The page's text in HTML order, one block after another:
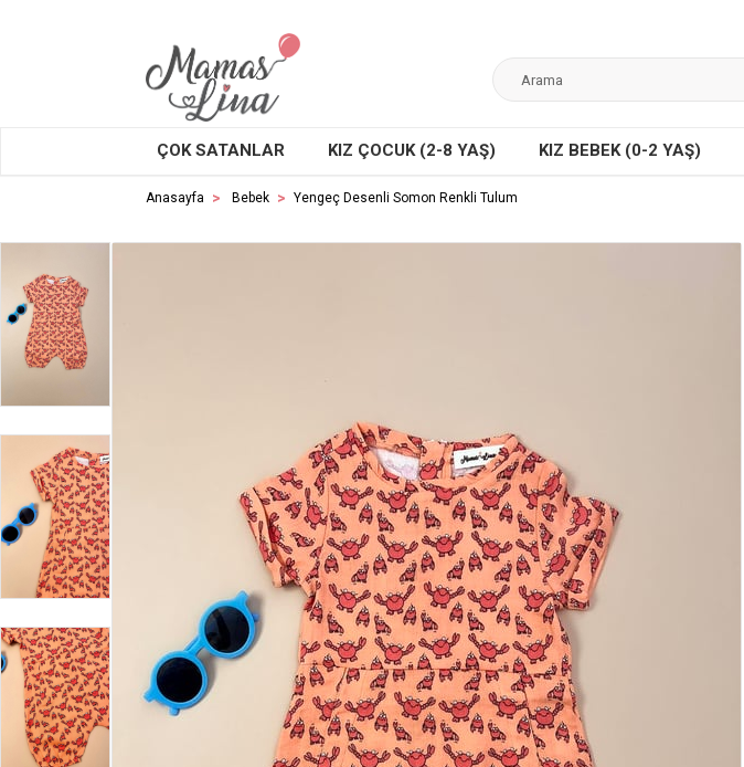
ÇOK SATANLAR KIZ ÇOCUK (2-8 YAŞ) KIZ BEBEK (0-2 YAŞ)
Anasayfa Bebek Yengeç Desenli Somon Renkli Tulum